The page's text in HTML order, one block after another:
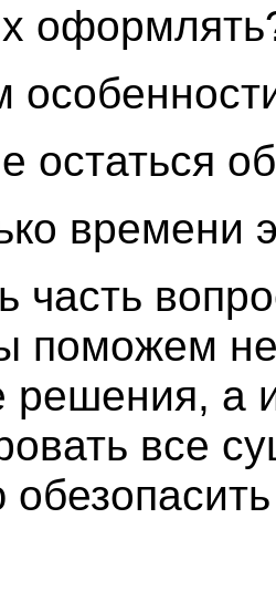
времени
поможем
решения, а
все